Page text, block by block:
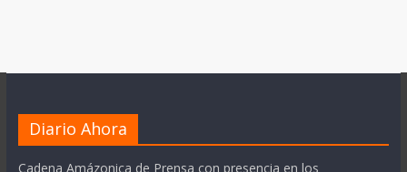
Diario Ahora
Cadena Amázonica de Prensa con presencia en los